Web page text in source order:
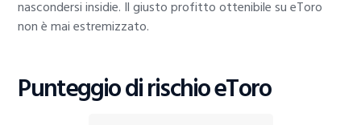
nascondersi insidie. Il giusto profitto ottenibile su eToro
non è mai estremizzato.
Punteggio di rischio eToro